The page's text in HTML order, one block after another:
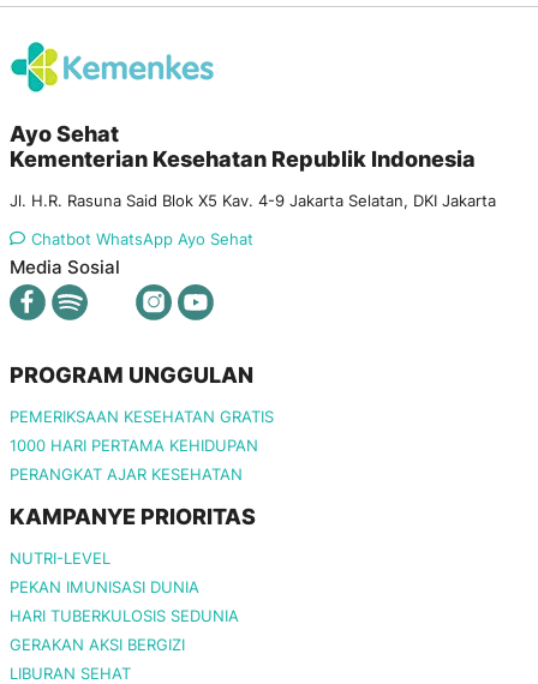
Ayo Sehat
Kementerian Kesehatan Republik Indonesia
Jl. H.R. Rasuna Said Blok X5 Kav. 4-9 Jakarta Selatan, DKI Jakarta
Chatbot WhatsApp Ayo Sehat
Media Sosial
PROGRAM UNGGULAN
PEMERIKSAAN KESEHATAN GRATIS
1000 HARI PERTAMA KEHIDUPAN
PERANGKAT AJAR KESEHATAN
KAMPANYE PRIORITAS
NUTRI-LEVEL
PEKAN IMUNISASI DUNIA
HARI TUBERKULOSIS SEDUNIA
GERAKAN AKSI BERGIZI
LIBURAN SEHAT